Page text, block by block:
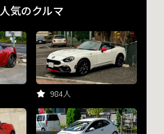
人気のクルマ
984人